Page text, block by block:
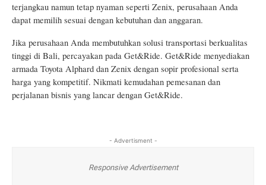
terjangkau namun tetap nyaman seperti Zenix, perusahaan Anda
dapat memilih sesuai dengan kebutuhan dan anggaran.
Jika perusahaan Anda membutuhkan solusi transportasi berkualitas
tinggi di Bali, percayakan pada Get&Ride. Get&Ride menyediakan
armada Toyota Alphard dan Zenix dengan sopir profesional serta
harga yang kompetitif. Nikmati kemudahan pemesanan dan
perjalanan bisnis yang lancar dengan Get&Ride.
- Advertisment -
Responsive Advertisement